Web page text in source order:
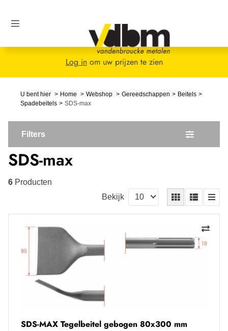
Log inom uw prijzen te zien
U bent hier Home Webshop Gereedschappen
Beitels
Spadebeitels
SDS-max
Filters
SDS-max
6 Producten
Bekijk
SDS-MAX Tegelbeitel gebogen 80x300 mm